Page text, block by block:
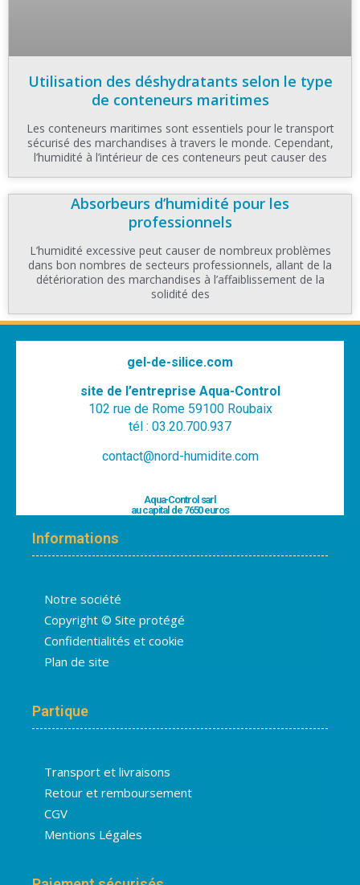
Utilisation des déshydratants selon le type
de conteneurs maritimes
Les conteneurs maritimes sont essentiels pour le transport
sécurisé des marchandises à travers le monde. Cependant,
l’humidité à l’intérieur de ces conteneurs peut causer des
Absorbeurs d’humidité pour les
professionnels
L’humidité excessive peut causer de nombreux problèmes
dans bon nombres de secteurs professionnels, allant de la
détérioration des marchandises à l’affaiblissement de la
solidité des
gel-de-silice.com
site de l’entreprise Aqua-Control
102 rue de Rome 59100 Roubaix
tél : 03.20.700.937
contact@nord-humidite.com
Aqua-Control sarl
au capital de 7650 euros
Informations
Notre société
Copyright © Site protégé
Confidentialités et cookie
Plan de site
Partique
Transport et livraisons
Retour et remboursement
CGV
Mentions Légales